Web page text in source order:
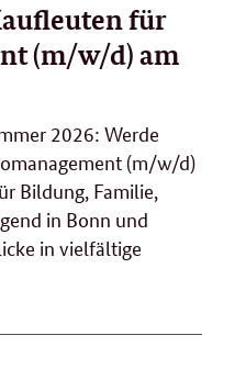
für
(m/w/d) am
2026: Werde
(m/w/d)
Bildung, Familie,
in Bonn und
in vielfältige